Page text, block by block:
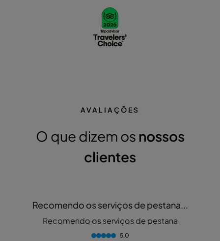
AVALIAÇÕES
O que dizem os nossos
clientes
Recomendo os serviços de pestana...
Recomendo os serviços de pestana
5.0